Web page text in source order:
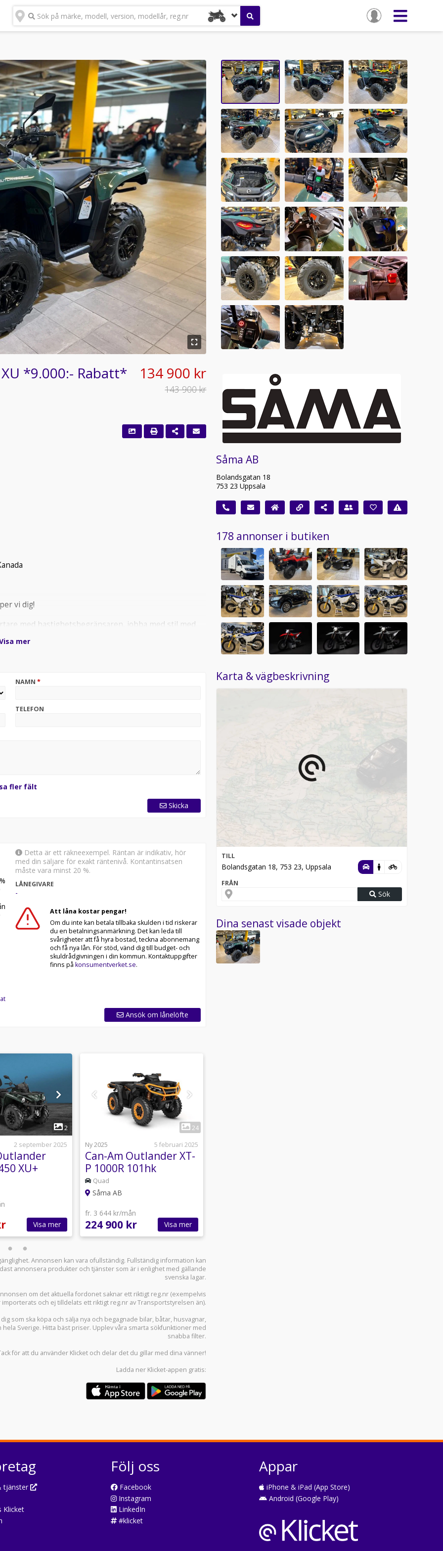
Sök på märke, modell, version, modellår, reg.nr
*9.000:- Rabatt*
134 900 kr
143 900 kr
vi dig!
med hastighetsbegränsaren, jobba med stil med
ska hitta fyrhjulingen som känns rätt för just dig!
belysning m.m.
bränsleinsprutning (EFI)
främre differential
Segway Polaris Yamaha Kawasaki Suzuki Honda Can
1383:- med 20% kontantinsats, Vi tar de flesta
endast vill sälja ditt fordon, Kontakta oss för mer
mer
NAMN *
TELEFON
fler fält
Skicka
%
Detta är ett räkneexempel. Räntan är indikativ, hör
med din säljare för exakt räntenivå. Kontantinsatsen
måste vara minst 20 %.
LÅNEGIVARE
-
Att låna kostar pengar!
Om du inte kan betala tillbaka skulden i tid riskerar
du en betalningsanmärkning. Det kan leda till
svårigheter att få hyra bostad, teckna abonnemang
och få nya lån. För stöd, vänd dig till budget- och
skuldrådgivningen i din kommun. Kontaktuppgifter
finns på konsumentverket.se.
Ansök om lånelöfte
1
2
2 september 2025
XU+
Visa mer
1
24
Ny 2025
5 februari 2025
Can-Am Outlander XT-
P 1000R 101hk
*Hemleverans*
Quad
Såma AB
fr. 3 644 kr/mån
224 900 kr Visa mer
Annonsen kan vara ofullständig. Fullständig information kan
annonsera produkter och tjänster som är i enlighet med gällande
svenska lagar.
om det aktuella fordonet saknar ett riktigt reg.nr (exempelvis
och ej tilldelats ett riktigt reg.nr av Transportstyrelsen än).
som ska köpa och sälja nya och begagnade bilar, båtar, husvagnar,
Sverige. Hitta bäst priser. Upplev våra smarta sökfunktioner med
snabba filter.
för att du använder Klicket och delar det du gillar med dina vänner!
Ladda ner Klicket-appen gratis:
Såma AB
Bolandsgatan 18
753 23 Uppsala
178 annonser i butiken
Karta & vägbeskrivning
TILL
Bolandsgatan 18, 753 23, Uppsala
FRÅN
Sök
Dina senast visade objekt
tjänster
Klicket
Följ oss
Facebook
Instagram
LinkedIn
#klicket
Appar
iPhone & iPad (App Store)
Android (Google Play)